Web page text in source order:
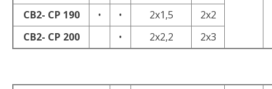
CB2- CP 190 • • 2x1,5 2x2
CB2- CP 200
• 2x2,2 2x3